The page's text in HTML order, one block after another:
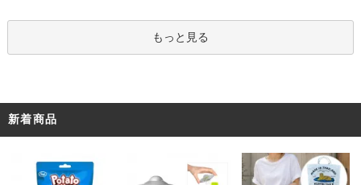
もっと見る
新着商品